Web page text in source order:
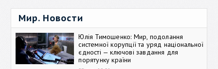
Мир. Новости
Юлія Тимошенко: Мир, подолання
системної корупції та уряд національної
єдності — ключові завдання для
порятунку країни